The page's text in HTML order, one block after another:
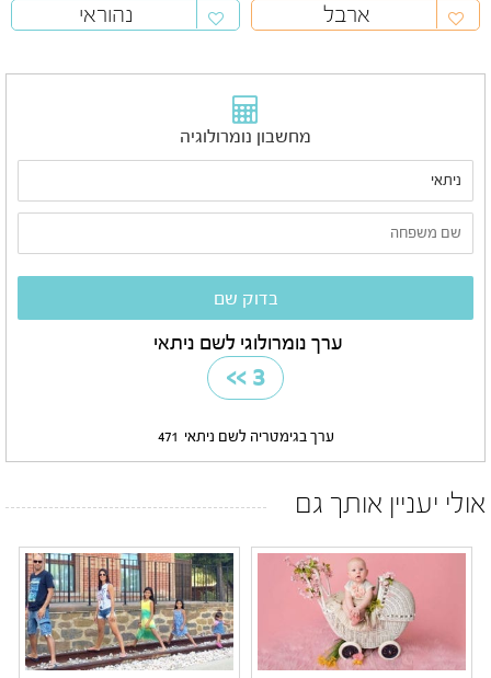
ארבל
נהוראי
מחשבון נומרולוגיה
ערך נומרולוגי לשם ניתאי
3
>>
ערך בגימטריה לשם ניתאי 471
אולי יעניין אותך גם